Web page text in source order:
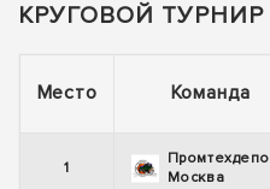
КРУГОВОЙ ТУРНИР
Место Команда
1
Промтехдепо
Москва